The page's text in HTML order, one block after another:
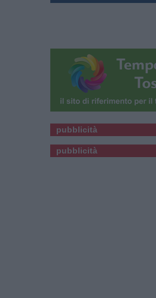
pubblicità
pubblicità